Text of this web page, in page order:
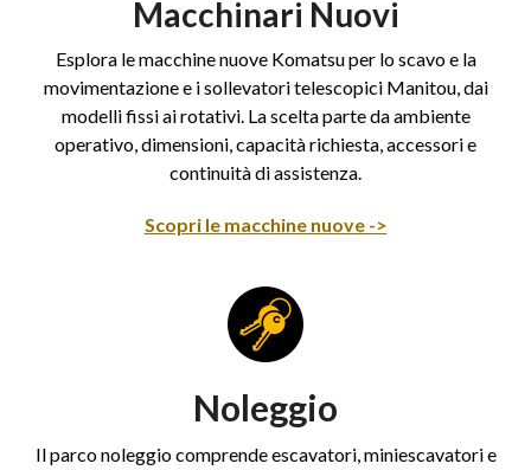
Macchinari Nuovi
Esplora le macchine nuove Komatsu per lo scavo e la
movimentazione e i sollevatori telescopici Manitou, dai
modelli fissi ai rotativi. La scelta parte da ambiente
operativo, dimensioni, capacità richiesta, accessori e
continuità di assistenza.
Scopri le macchine nuove ->
Noleggio
Il parco noleggio comprende escavatori, miniescavatori e